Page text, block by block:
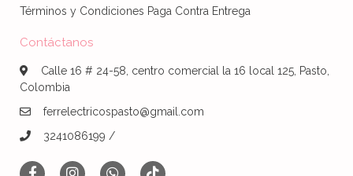
Términos y Condiciones Paga Contra Entrega
Contáctanos
Calle 16 # 24-58, centro comercial la 16 local 125, Pasto,
Colombia
ferrelectricospasto@gmail.com
3241086199 /